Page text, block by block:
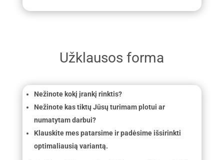
Užklausos forma
Nežinote kokį įrankį rinktis?
Nežinote kas tiktų Jūsų turimam plotui ar
numatytam darbui?
Klauskite mes patarsime ir padėsime išsirinkti
optimaliausią variantą.